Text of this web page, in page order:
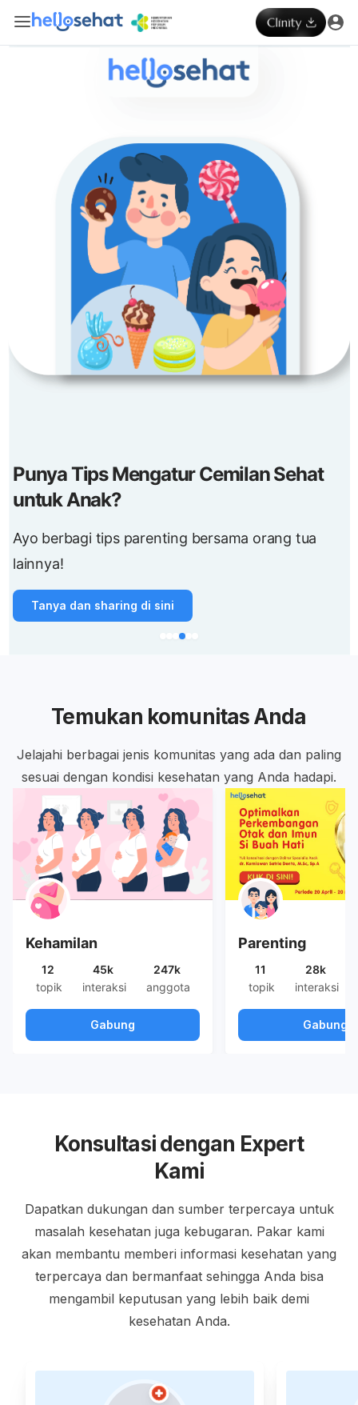
Punya Tips Mengatur Cemilan Sehat
untuk Anak?
Ayo berbagi tips parenting bersama orang tua
lainnya!
Tanya dan sharing di sini
Temukan komunitas Anda
Jelajahi berbagai jenis komunitas yang ada dan paling
sesuai dengan kondisi kesehatan yang Anda hadapi.
Kehamilan
12
topik
45k
interaksi
247k
anggota
Gabung
Parenting
11
topik
28k
interaksi
Gabung
Konsultasi dengan Expert
Kami
Dapatkan dukungan dan sumber terpercaya untuk
masalah kesehatan juga kebugaran. Pakar kami
akan membantu memberi informasi kesehatan yang
terpercaya dan bermanfaat sehingga Anda bisa
mengambil keputusan yang lebih baik demi
kesehatan Anda.